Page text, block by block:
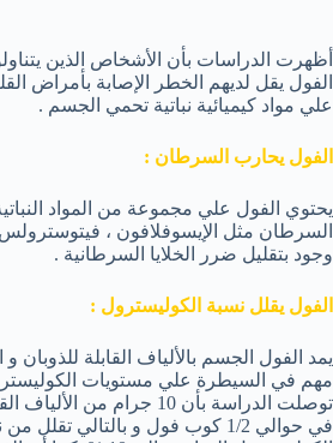
أظهرت الدراسات بأن الأشخاص الذين
الفول يقل لديهم الخطر الإصابة بأمراض
علي مواد كيميائية نباتية تحمي الجسم .
الفول يحارب السرطان :
يحتوي الفول علي مجموعة من المواد
السرطان مثل الإيسوفلافون ،
وجود بتقليل ضرر الخلايا السرطانية .
الفول يقلل نسبة الكوليسترول :
يمد الفول الجسم بالألياف القابلة للذوبان
مهم في السيطرة علي مستويات
توصلت الدراسة بأن 10 جرام من
في حوالي 1/2 كوب فول و بالتالي تقلل